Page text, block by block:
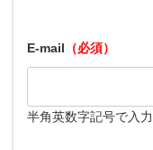
E-mail （必須）
半角英数字記号で入